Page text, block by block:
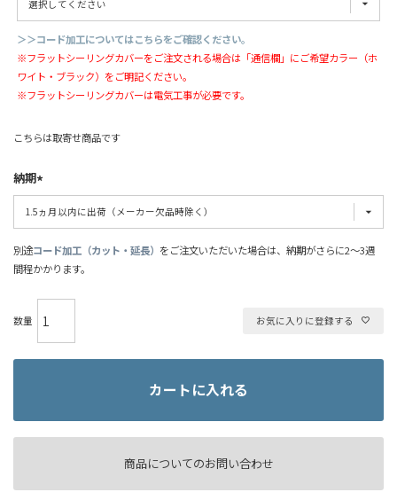
＞＞コード加工についてはこちらをご確認ください。
※フラットシーリングカバーをご注文される場合は「通信欄」にご希望カラー（ホ
ワイト・ブラック）をご明記ください。
※フラットシーリングカバーは電気工事が必要です。
こちらは取寄せ商品です
納期
別途コード加工（カット・延長） をご注文いただいた場合は、納期がさらに2～3週
間程かかります。
お気に入りに登録する
カートに入れる
商品についてのお問い合わせ